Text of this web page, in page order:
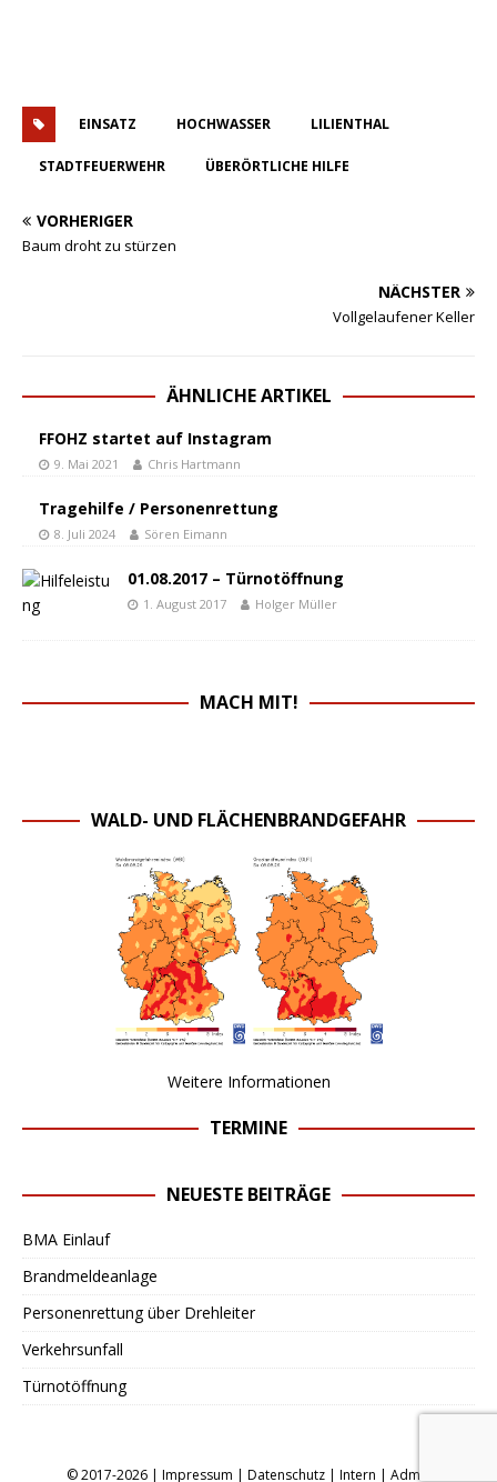
EINSATZ HOCHWASSER LILIENTHAL
STADTFEUERWEHR ÜBERÖRTLICHE HILFE
VORHERIGER
Baum droht zu stürzen
NÄCHSTER
Vollgelaufener Keller
ÄHNLICHE ARTIKEL
FFOHZ startet auf Instagram
9. Mai 2021 Chris Hartmann
Tragehilfe / Personenrettung
8. Juli 2024 Sören Eimann
01.08.2017 – Türnotöffnung
1. August 2017 Holger Müller
MACH MIT!
WALD- UND FLÄCHENBRANDGEFAHR
Weitere Informationen
TERMINE
NEUESTE BEITRÄGE
BMA Einlauf
Brandmeldeanlage
Personenrettung über Drehleiter
Verkehrsunfall
Türnotöffnung
© 2017-2026 | Impressum | Datenschutz| Intern | Admin